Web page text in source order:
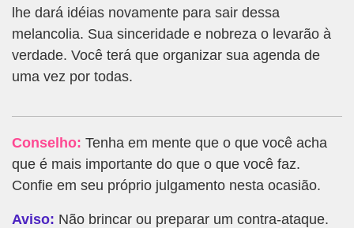
lhe dará idéias novamente para sair dessa
melancolia. Sua sinceridade e nobreza o levarão à
verdade. Você terá que organizar sua agenda de
uma vez por todas.
Conselho: Tenha em mente que o que você acha
que é mais importante do que o que você faz.
Confie em seu próprio julgamento nesta ocasião.
Aviso: Não brincar ou preparar um contra-ataque.